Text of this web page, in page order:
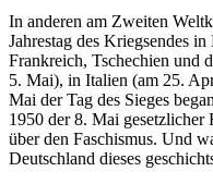
In anderen am Zweiten
Jahrestag des Kriegsendes
Frankreich, Tschechien und
5. Mai), in Italien (am 25.
Mai der Tag des Sieges
1950 der 8. Mai gesetzlicher
über den Faschismus. Und
Deutschland dieses